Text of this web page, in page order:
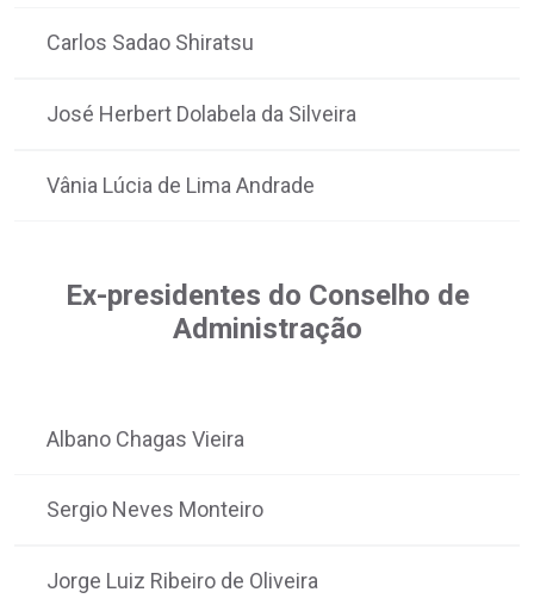
Carlos Sadao Shiratsu
José Herbert Dolabela da Silveira
Vânia Lúcia de Lima Andrade
Ex-presidentes do Conselho de
Administração
Albano Chagas Vieira
Sergio Neves Monteiro
Jorge Luiz Ribeiro de Oliveira